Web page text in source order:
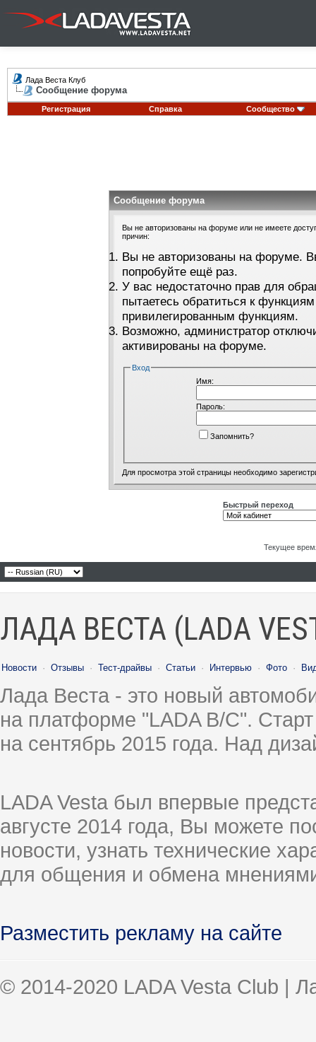
Лада Веста Клуб
Сообщение форума
Регистрация Справка Сообщество
Сообщение форума
Вы не авторизованы на форуме или не имеете
причин:
Вы не авторизованы на форуме.
попробуйте ещё раз.
У вас недостаточно прав для
пытаетесь обратиться к
привилегированным функциям.
Возможно, администратор
активированы на форуме.
Вход
Имя:
Пароль:
Запомнить?
Для просмотра этой страницы необходимо
Быстрый переход
Текущее
ЛАДА ВЕСТА (LADA
Новости · Отзывы · Тест-драйвы · Статьи · Интервью · Фото ·
Лада Веста - это новый
на платформе "LADA B/C".
на сентябрь 2015 года. Над
LADA Vesta был впервые
августе 2014 года, Вы можете
новости, узнать технические
для общения и обмена
Разместить рекламу на сайте
© 2014-2020 LADA Vesta Club |